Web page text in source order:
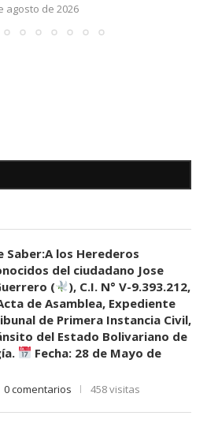
agosto de 2026
del...
Saber:A los Herederos
del ciudadano Jose
(
), C.I. N° V-9.393.212,
de Asamblea, Expediente
de Primera Instancia Civil,
del Estado Bolivariano de
Fecha: 28 de Mayo de
0 comentarios 458 visitas